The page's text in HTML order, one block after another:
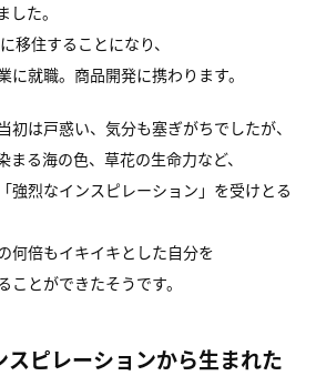
た。
移住することになり、
に就職。商品開発に携わります。
初は戸惑い、気分も塞ぎがちでしたが、
る海の色、草花の生命力など、
強烈なインスピレーション」を受けとる
何倍もイキイキとした自分を
とができたそうです。
スピレーションから生まれた